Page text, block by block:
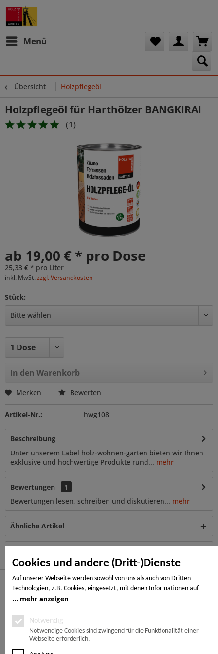
Cookies und andere (Dritt-)Dienste
Auf unserer Webseite werden sowohl von uns als auch von Dritten
Technologien, z.B. Cookies, eingesetzt, mit denen Informationen auf
Ihrem Endgerät gespeichert und/oder von Ihrem Endgerät abgerufen
Notwendige Cookies, Analyse-, Marketing- und Statistik-Cookies. Bei den
notwendigen Cookies handelt es sich um solche, die technisch notwendig
sind, um den von Ihnen gewünschten Dienst bereitzustellen, die übrigen
Cookies werden nur auf Grund einer von Ihnen erteilten Einwilligung
mehr anzeigen
Notwendig
Notwendige Cookies sind zwingend für die Funktionalität einer
Webseite erforderlich.
Menü
Übersicht Holzpflegeöl
Holzpflegeöl für Harthölzer BANGKIRAI
(1 )
ab 19,00 € * pro Dose
25,33 € * pro Liter
inkl. MwSt. zzgl. Versandkosten
Stück:
In den Warenkorb
Merken Bewerten
Artikel-Nr.: hwg108
Beschreibung
Unter unserem Label holz-wohnen-garten bieten wir Ihnen
exklusive und hochwertige Produkte rund... mehr
Bewertungen
1
Bewertungen lesen, schreiben und diskutieren... mehr
Ähnliche Artikel
Hier finden Sie uns
Service Hotline
Service